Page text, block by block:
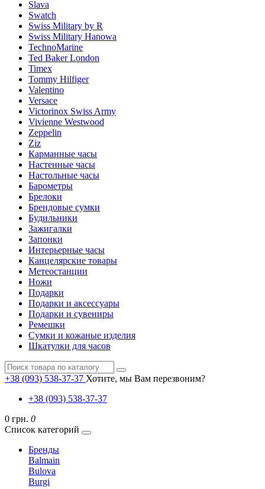
Slava
Swatch
Swiss Military by R
Swiss Military Hanowa
TechnoMarine
Ted Baker London
Timex
Tommy Hilfiger
Valentino
Versace
Victorinox Swiss Army
Vivienne Westwood
Zeppelin
Ziz
Карманные часы
Настенные часы
Настольные часы
Барометры
Брелоки
Брендовые сумки
Будильники
Зажигалки
Запонки
Интерьерные часы
Канцелярские товары
Метеостанции
Ножи
Подарки
Подарки и аксессуары
Подарки и сувениры
Ремешки
Сумки и кожаные изделия
Шкатулки для часов
+38 (093) 538-37-37 Хотите, мы Вам перезвоним?
+38 (093) 538-37-37
0 грн. 0
Список категорий
Бренды
Balmain
Bulova
Burgi